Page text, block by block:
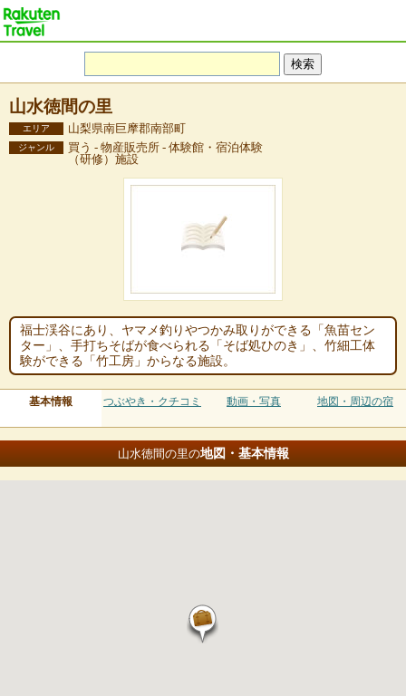
山水徳間の里
エリア 山梨県南巨摩郡南部町
ジャンル
買う - 物産販売所 - 体験館・宿泊体験
（研修）施設
福士渓谷にあり、ヤマメ釣りやつかみ取りができる「魚苗セン
ター」、手打ちそばが食べられる「そば処ひのき」、竹細工体
験ができる「竹工房」からなる施設。
基本情報 つぶやき・クチコミ 動画・写真 地図・周辺の宿
山水徳間の里の地図・基本情報